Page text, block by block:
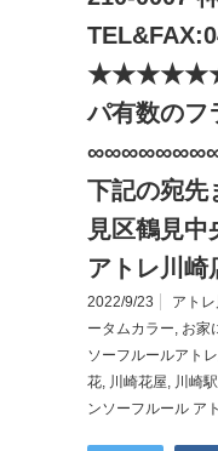
パ有数のフ
下記の宛先
見区鶴見
アトレ川
2022/9/23 アト
ータムカラー, お家
ソーフルールアト
花, 川崎花屋, 川崎
ンソーフルール ア